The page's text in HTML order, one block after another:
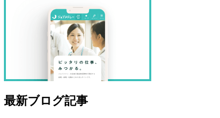
最新ブログ記事